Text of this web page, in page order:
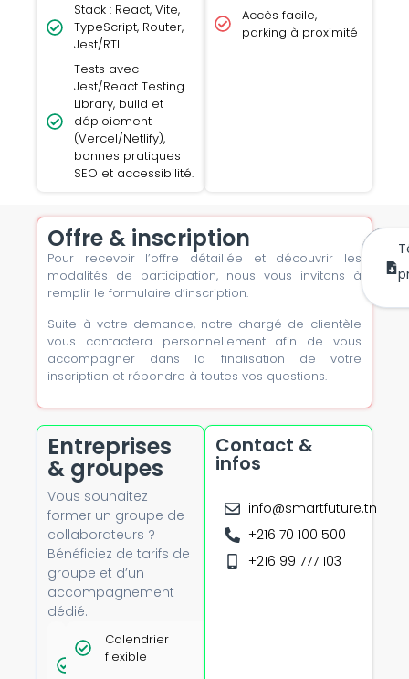
Stack : React, Vite,
TypeScript, Router,
Jest/RTL
Tests avec
Jest/React Testing
Library, build et
déploiement
(Vercel/Netlify),
bonnes pratiques
SEO et accessibilité.
Accès facile,
parking à proximité
Offre & inscription
Pour recevoir l’offre détaillée et découvrir les
modalités de participation, nous vous invitons à
remplir le formulaire d’inscription.
Suite à votre demande, notre chargé de clientèle
vous contactera personnellement afin de vous
accompagner dans la finalisation de votre
inscription et répondre à toutes vos questions.
Entreprises
& groupes
Vous souhaitez
former un groupe de
collaborateurs ?
Bénéficiez de tarifs de
groupe et d’un
accompagnement
dédié.
Tarifs
dégressifs
Calendrier
flexible
Contact &
infos
info@smartfuture.tn
+216 70 100 500
+216 99 777 103